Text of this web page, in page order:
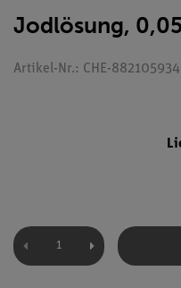
Jodlösung,
Artikel-Nr.: CHE-882105934